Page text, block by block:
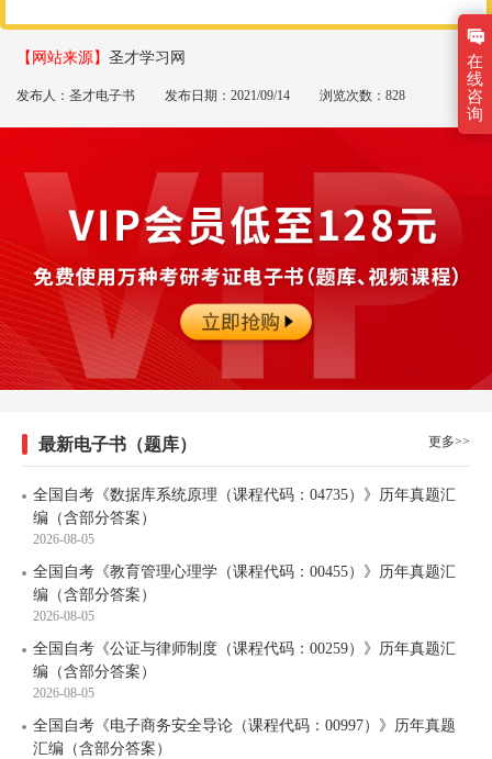
【网站来源】 圣才学习网
发布人：圣才电子书 发布日期：2021/09/14 浏览次数：828
更多>>
最新电子书（题库）
全国自考《数据库系统原理（课程代码：04735）》历年真题汇
编（含部分答案）
2026-08-05
全国自考《教育管理心理学（课程代码：00455）》历年真题汇
编（含部分答案）
2026-08-05
全国自考《公证与律师制度（课程代码：00259）》历年真题汇
编（含部分答案）
2026-08-05
全国自考《电子商务安全导论（课程代码：00997）》历年真题
汇编（含部分答案）
在
线
咨
询